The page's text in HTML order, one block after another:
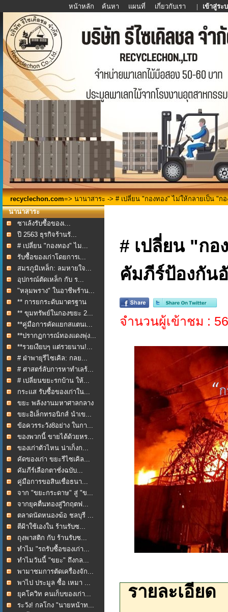
หน้าหลัก ค้นหา แผนที่ เกี่ยวกับเรา | เข้าสู่ระ
recyclechon.com=> นานาสาระ -> # เปลี่ยน "กองทอง" ไม่ให้กลายเป็น "
นานาสาระ
ซาเล้งรับซื้อของเ...
ปี 2563 ธุรกิจร้านรั...
# เปลี่ยน "กองทอง" ไม...
รับซื้อของเก่าโดยการเ...
สมรภูมิเหล็ก: ลมหายใจ...
อุปกรณ์ตัดเหล็ก กับ ร...
"หลุมพราง" ในอาชีพร้าน...
** การยกระดับมาตรฐาน
กา...
** ขุมทรัพย์ในกองขยะ 2...
**คู่มือการคัดแยกสแตนเ...
**ปรากฏการณ์ทองแดงพุ่ง...
**รวยเงียบๆ แต่รวยนาน!...
# ฝ่าพายุรีไซเคิล: กลย...
# ศาสตร์ลับการหาทำเลร้...
# เปลี่ยนขยะรกบ้าน ให้...
กระแส รับซื้อของเก่าใน...
ขยะ พลังงานมหาศาลกลาง
ใ...
ขยะอิเล็กทรอนิกส์ นำเข...
ข้อควรระวัง8อย่าง ในกา...
ของพวกนี้ ขายได้ด้วยหร...
ของเก่าตัวไหน น่าเก็งก...
คัดของเก่า ขยะรีไซเคิล...
คัมภีร์เลือกตาชั่งฉบับ...
คู่มือการขอสินเชื่อธนา...
จาก "ขยะกระดาษ" สู่ "ข...
จากยุคตื่นทองสู่วิกฤตฟ...
ตลาดนัดหนองฆ้อ ชลบุรี ...
ตีฝ้าใช้เองใน ร้านรับซ...
ถุงพาสติก กับ ร้านรับซ...
ทำไม "รถรับซื้อของเก่า...
ทำไมวันนี้ "ขยะ" ถึงกล...
พามาชมการตัดเครื่องจัก...
พาไป ประมูล ซื้อ เหมา ...
ยุคโควิท คนเก็บของเก่า...
ระวัง! กลโกง "นายหน้าท...
# เปลี่ยน "กอ
คัมภีร์ป้องกัน
จำนวนผู้เข้าชม :
รายละเอียด